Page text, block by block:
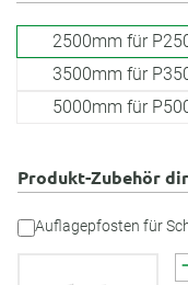
2500mm für
3500mm für
5000mm für
Produkt-Zubehör
Auflagepfosten für